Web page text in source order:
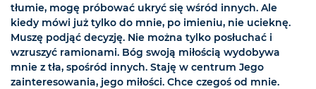
tłumie, mogę próbować ukryć się wśród innych. Ale
kiedy mówi już tylko do mnie, po imieniu, nie ucieknę.
Muszę podjąć decyzję. Nie można tylko posłuchać i
wzruszyć ramionami. Bóg swoją miłością wydobywa
mnie z tła, spośród innych. Staję w centrum Jego
zainteresowania, jego miłości. Chce czegoś od mnie.